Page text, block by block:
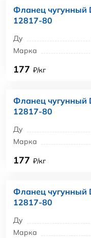
Фланец чугунный
12817-80
Ду
Марка
177 ₽/кг
Фланец чугунный
12817-80
Ду
Марка
177 ₽/кг
Фланец чугунный
12817-80
Ду
Марка